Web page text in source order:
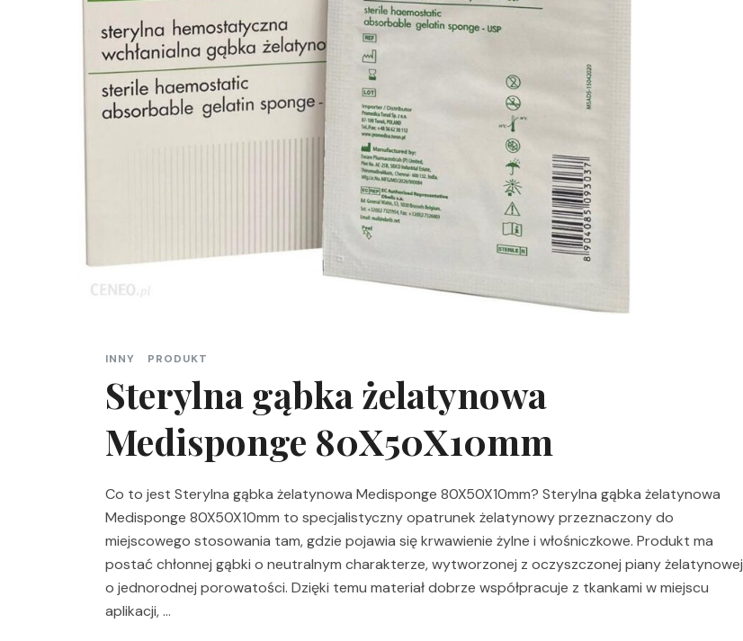
INNY PRODUKT
Sterylna gąbka żelatynowa
Medisponge 80X50X10mm
Co to jest Sterylna gąbka żelatynowa Medisponge 80X50X10mm? Sterylna gąbka żelatynowa
Medisponge 80X50X10mm to specjalistyczny opatrunek żelatynowy przeznaczony do
miejscowego stosowania tam, gdzie pojawia się krwawienie żylne i włośniczkowe. Produkt ma
postać chłonnej gąbki o neutralnym charakterze, wytworzonej z oczyszczonej piany żelatynowej
o jednorodnej porowatości. Dzięki temu materiał dobrze współpracuje z tkankami w miejscu
aplikacji, …